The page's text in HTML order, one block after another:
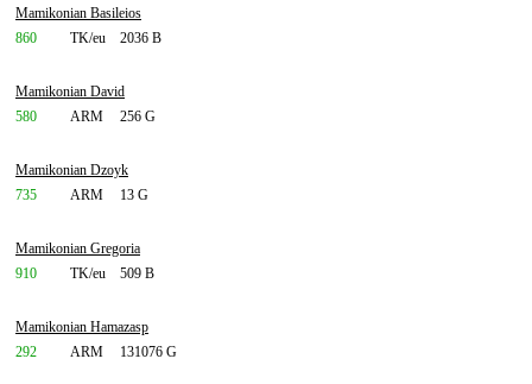
Mamikonian Basileios
860
TK/eu 2036 B
Mamikonian David
580
ARM 256 G
Mamikonian Dzoyk
735
ARM 13 G
Mamikonian Gregoria
910
TK/eu 509 B
Mamikonian Hamazasp
292
ARM 131076 G